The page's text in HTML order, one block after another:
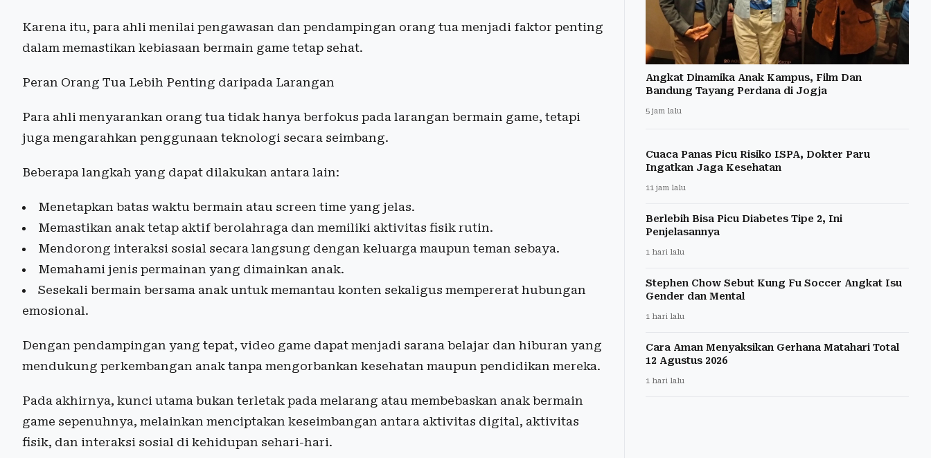
Karena itu, para ahli menilai pengawasan dan pendampingan orang tua menjadi faktor penting
dalam memastikan kebiasaan bermain game tetap sehat.
Peran Orang Tua Lebih Penting daripada Larangan
Para ahli menyarankan orang tua tidak hanya berfokus pada larangan bermain game, tetapi
juga mengarahkan penggunaan teknologi secara seimbang.
Beberapa langkah yang dapat dilakukan antara lain:
Menetapkan batas waktu bermain atau screen time yang jelas.
Memastikan anak tetap aktif berolahraga dan memiliki aktivitas fisik rutin.
Mendorong interaksi sosial secara langsung dengan keluarga maupun teman sebaya.
Memahami jenis permainan yang dimainkan anak.
Sesekali bermain bersama anak untuk memantau konten sekaligus mempererat hubungan
emosional.
Dengan pendampingan yang tepat, video game dapat menjadi sarana belajar dan hiburan yang
mendukung perkembangan anak tanpa mengorbankan kesehatan maupun pendidikan mereka.
Pada akhirnya, kunci utama bukan terletak pada melarang atau membebaskan anak bermain
game sepenuhnya, melainkan menciptakan keseimbangan antara aktivitas digital, aktivitas
fisik, dan interaksi sosial di kehidupan sehari-hari.
Angkat Dinamika Anak Kampus, Film Dan
Bandung Tayang Perdana di Jogja
5 jam lalu
Cuaca Panas Picu Risiko ISPA, Dokter Paru
Ingatkan Jaga Kesehatan
11 jam lalu
Berlebih Bisa Picu Diabetes Tipe 2, Ini
Penjelasannya
1 hari lalu
Stephen Chow Sebut Kung Fu Soccer Angkat Isu
Gender dan Mental
1 hari lalu
Cara Aman Menyaksikan Gerhana Matahari Total
12 Agustus 2026
1 hari lalu